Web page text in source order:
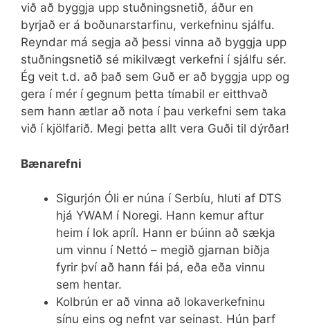
við að byggja upp stuðningsnetið, áður en
byrjað er á boðunarstarfinu, verkefninu sjálfu.
Reyndar má segja að þessi vinna að byggja upp
stuðningsnetið sé mikilvægt verkefni í sjálfu sér.
Ég veit t.d. að það sem Guð er að byggja upp og
gera í mér í gegnum þetta tímabil er eitthvað
sem hann ætlar að nota í þau verkefni sem taka
við í kjölfarið. Megi þetta allt vera Guði til dýrðar!
Bænarefni
Sigurjón Óli er núna í Serbíu, hluti af DTS
hjá YWAM í Noregi. Hann kemur aftur
heim í lok apríl. Hann er búinn að sækja
um vinnu í Nettó – megið gjarnan biðja
fyrir því að hann fái þá, eða eða vinnu
sem hentar.
Kolbrún er að vinna að lokaverkefninu
sínu eins og nefnt var seinast. Hún þarf